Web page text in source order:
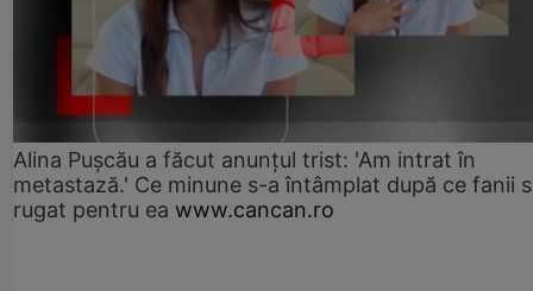
Alina Pușcău a făcut anunțul trist: 'Am intrat în
metastază.' Ce minune s-a întâmplat după ce fanii
rugat pentru ea www.cancan.ro